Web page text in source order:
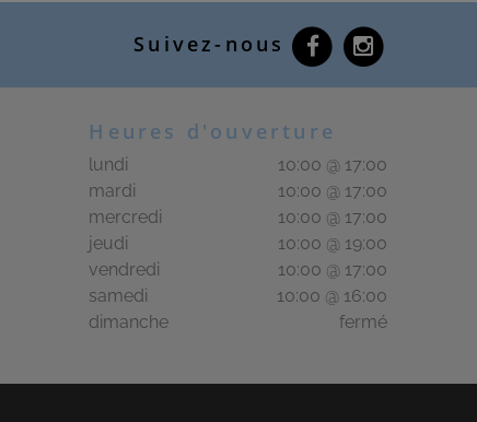
Suivez-nous
Heures d'ouverture
lundi
10:00 @ 17:00
mardi
10:00 @ 17:00
mercredi
10:00 @ 17:00
jeudi
10:00 @ 19:00
vendredi
10:00 @ 17:00
samedi
10:00 @ 16:00
dimanche
fermé